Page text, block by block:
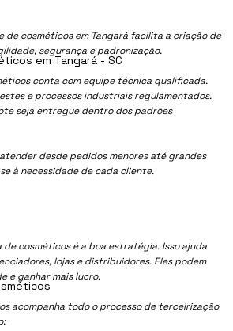
cosméticos em Tangará facilita a criação de
segurança e padronização.
conta com equipe técnica qualificada.
e processos industriais regulamentados.
seja entregue dentro dos padrões
desde pedidos menores até grandes
à necessidade de cada cliente.
de cosméticos é a boa estratégia. Isso ajuda
lojas e distribuidores. Eles podem
e ganhar mais lucro.
acompanha todo o processo de terceirização
em Tangará - SC